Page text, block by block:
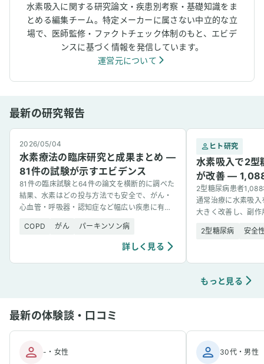
水素吸入に関する研究論文・疾患別考察・基礎知識をま
とめる編集チーム。特定メーカーに属さない中立的な立
場で、医師監修・ファクトチェック体制のもと、エビデ
ンスに基づく情報を発信しています。
運営元について
最新の研究報告
2026/05/04
水素療法の臨床研究と成果まとめ —
81件の試験が示すエビデンス
81件の臨床試験と64件の論文を横断的に調べた
結果、水素はどの投与方法でも安全で、がん・
心血管・呼吸器・認知症など幅広い疾患に有望
COPD
がん パーキンソン病
詳しく見る
ヒト研究
水素吸入で2型
が改善 —
2型糖尿病患者
通常治療に水素吸
大きく改善し、副
2型糖尿病 安全
もっと見る
最新の体験談・口コミ
- ・ 女性 30代・男性